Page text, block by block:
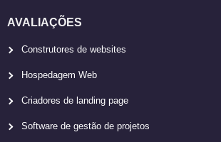
AVALIAÇÕES
Construtores de websites
Hospedagem Web
Criadores de landing page
Software de gestão de projetos